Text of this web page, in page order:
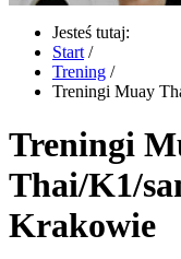
Jesteś tutaj:
Start /
Trening /
Treningi Muay
Treningi
Thai/K1/
Krakowie